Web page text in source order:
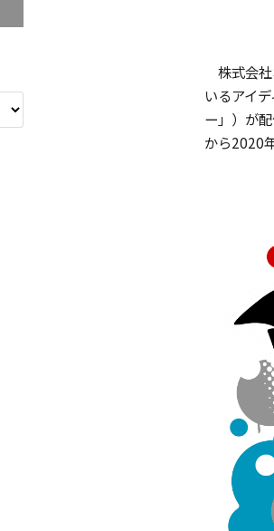
株式会
いるアイ
ー」）が
から2020